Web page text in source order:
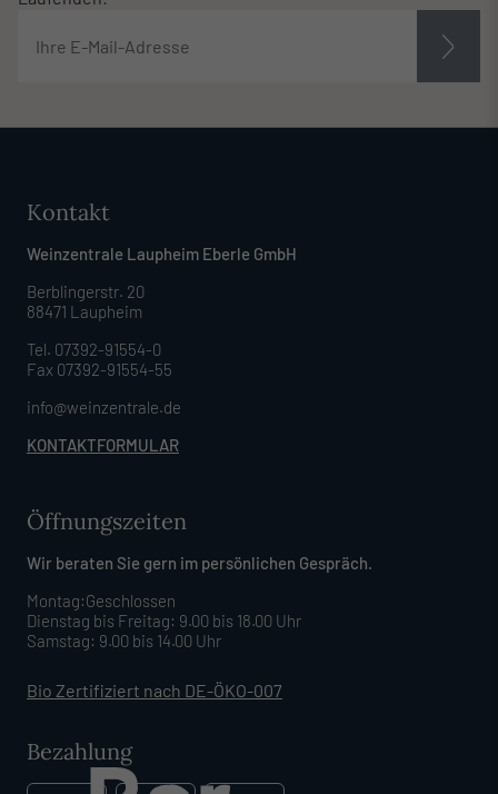
Kontakt
Weinzentrale Laupheim Eberle GmbH
Berblingerstr. 20
88471 Laupheim
Tel. 07392-91554-0
Fax 07392-91554-55
info@weinzentrale.de
KONTAKTFORMULAR
Öffnungszeiten
Wir beraten Sie gern im persönlichen Gespräch.
Montag:Geschlossen
Dienstag bis Freitag: 9.00 bis 18.00 Uhr
Samstag: 9.00 bis 14.00 Uhr
Bio Zertifiziert nach DE-ÖKO-007
Bezahlung